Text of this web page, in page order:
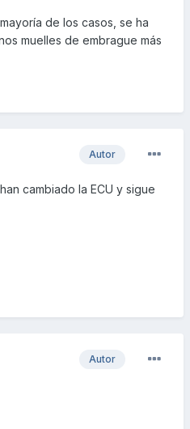
de los casos, se ha
muelles de embrague más
Autor
cambiado la ECU y sigue
Autor